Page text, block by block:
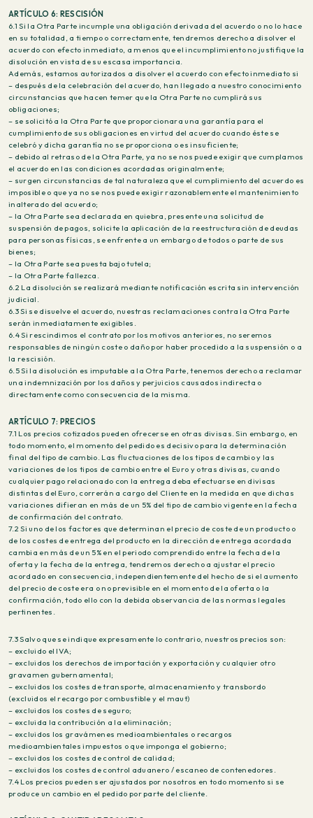
ARTÍCULO 6: RESCISIÓN
6.1 Si la Otra Parte incumple una obligación derivada del acuerdo o no lo hace
en su totalidad, a tiempo o correctamente, tendremos derecho a disolver el
acuerdo con efecto inmediato, a menos que el incumplimiento no justifique la
disolución en vista de su escasa importancia.
Además, estamos autorizados a disolver el acuerdo con efecto inmediato si
– después de la celebración del acuerdo, han llegado a nuestro conocimiento
circunstancias que hacen temer que la Otra Parte no cumplirá sus
obligaciones;
– se solicitó a la Otra Parte que proporcionara una garantía para el
cumplimiento de sus obligaciones en virtud del acuerdo cuando éste se
celebró y dicha garantía no se proporciona o es insuficiente;
– debido al retraso de la Otra Parte, ya no se nos puede exigir que cumplamos
el acuerdo en las condiciones acordadas originalmente;
– surgen circunstancias de tal naturaleza que el cumplimiento del acuerdo es
imposible o que ya no se nos puede exigir razonablemente el mantenimiento
inalterado del acuerdo;
– la Otra Parte sea declarada en quiebra, presente una solicitud de
suspensión de pagos, solicite la aplicación de la reestructuración de deudas
para personas físicas, se enfrente a un embargo de todos o parte de sus
bienes;
– la Otra Parte sea puesta bajo tutela;
– la Otra Parte fallezca.
6.2 La disolución se realizará mediante notificación escrita sin intervención
judicial.
6.3 Si se disuelve el acuerdo, nuestras reclamaciones contra la Otra Parte
serán inmediatamente exigibles.
6.4 Si rescindimos el contrato por los motivos anteriores, no seremos
responsables de ningún coste o daño por haber procedido a la suspensión o a
la rescisión.
6.5 Si la disolución es imputable a la Otra Parte, tenemos derecho a reclamar
una indemnización por los daños y perjuicios causados indirecta o
directamente como consecuencia de la misma.
ARTÍCULO 7: PRECIOS
7.1 Los precios cotizados pueden ofrecerse en otras divisas. Sin embargo, en
todo momento, el momento del pedido es decisivo para la determinación
final del tipo de cambio. Las fluctuaciones de los tipos de cambio y las
variaciones de los tipos de cambio entre el Euro y otras divisas, cuando
cualquier pago relacionado con la entrega deba efectuarse en divisas
distintas del Euro, correrán a cargo del Cliente en la medida en que dichas
variaciones difieran en más de un 5% del tipo de cambio vigente en la fecha
de confirmación del contrato.
7.2 Si uno de los factores que determinan el precio de coste de un producto o
de los costes de entrega del producto en la dirección de entrega acordada
cambia en más de un 5% en el periodo comprendido entre la fecha de la
oferta y la fecha de la entrega, tendremos derecho a ajustar el precio
acordado en consecuencia, independientemente del hecho de si el aumento
del precio de coste era o no previsible en el momento de la oferta o la
confirmación, todo ello con la debida observancia de las normas legales
pertinentes.
7.3 Salvo que se indique expresamente lo contrario, nuestros precios son:
– excluido el IVA;
– excluidos los derechos de importación y exportación y cualquier otro
gravamen gubernamental;
– excluidos los costes de transporte, almacenamiento y transbordo
(excluidos el recargo por combustible y el maut)
– excluidos los costes de seguro;
– excluida la contribución a la eliminación;
– excluidos los gravámenes medioambientales o recargos
medioambientales impuestos o que imponga el gobierno;
– excluidos los costes de control de calidad;
– excluidos los costes de control aduanero / escaneo de contenedores.
7.4 Los precios pueden ser ajustados por nosotros en todo momento si se
produce un cambio en el pedido por parte del cliente.